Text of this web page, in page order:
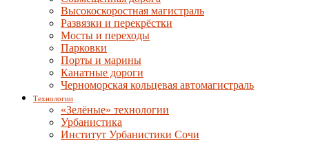
Высокоскоростная магистраль
Развязки и перекрёстки
Мосты и переходы
Парковки
Порты и марины
Канатные дороги
Черноморская кольцевая автомагистраль
Технологии
«Зелёные» технологии
Урбанистика
Институт Урбанистики Сочи